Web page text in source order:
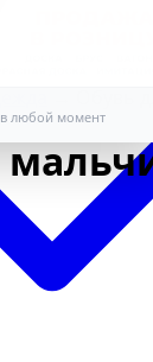
любой момент
Обувь